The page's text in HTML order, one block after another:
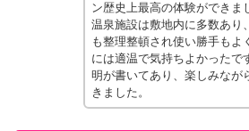
ン歴史上最高の体験ができま
温泉施設は敷地内に多数あり
も整理整頓され使い勝手もよ
には適温で気持ちよかったで
明が書いてあり、楽しみなが
きました。